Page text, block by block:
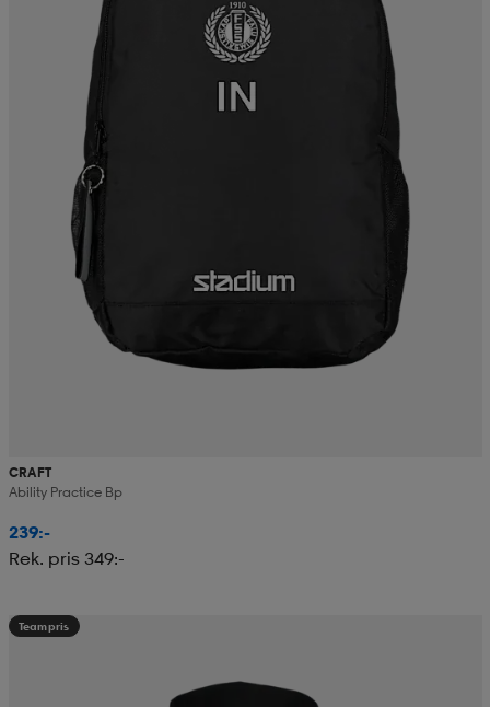
CRAFT
Ability Practice Bp
239:-
Rek. pris 349:-
Teampris